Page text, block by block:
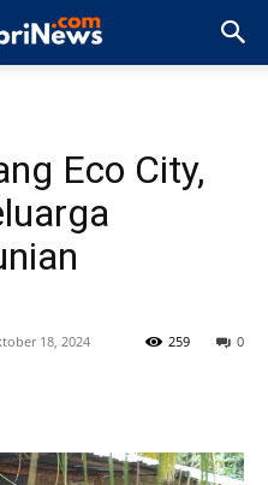
Eco City,
18, 2024 0
259